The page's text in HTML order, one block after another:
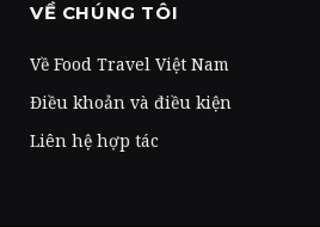
VỀ CHÚNG TÔI
Về Food Travel Việt Nam
Điều khoản và điều kiện
Liên hệ hợp tác